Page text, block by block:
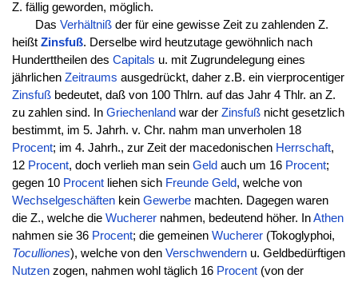
Z. fällig geworden, möglich.
Das Verhältnißder für eine gewisse Zeit zu zahlenden Z.
heißt Zinsfuß. Derselbe wird heutzutage gewöhnlich nach
Hunderttheilen des Capitals u. mit Zugrundelegung eines
jährlichen Zeitraums ausgedrückt, daher z.B. ein vierprocentiger
Zinsfußbedeutet, daß von 100 Thlrn. auf das Jahr 4 Thlr. an Z.
zu zahlen sind. In Griechenland war der Zinsfußnicht gesetzlich
bestimmt, im 5. Jahrh. v. Chr. nahm man unverholen 18
Procent; im 4. Jahrh., zur Zeit der macedonischen Herrschaft,
12 Procent, doch verlieh man sein Geld auch um 16 Procent;
gegen 10 Procentliehen sich Freunde Geld, welche von
Wechselgeschäftenkein Gewerbemachten. Dagegen waren
die Z., welche die Wucherernahmen, bedeutend höher. InAthen
nahmen sie 36 Procent; die gemeinen Wucherer(Tokoglyphoi,
Toculliones), welche von den Verschwendernu. Geldbedürftigen
Nutzenzogen, nahmen wohl täglich 16 Procent(von der